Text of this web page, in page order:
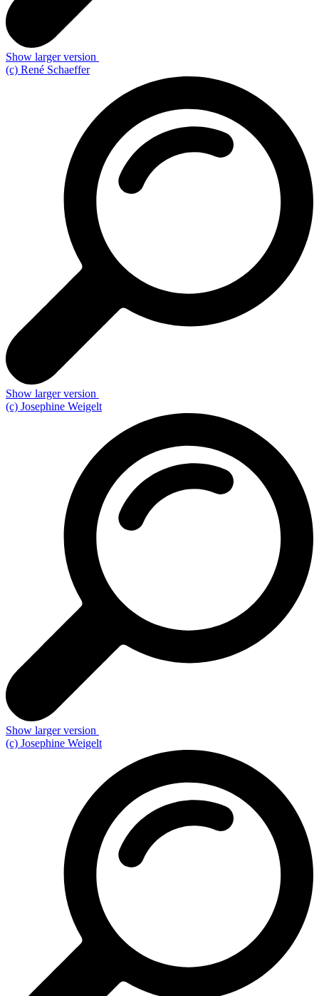
Show larger version
(c) René Schaeffer
Show larger version
(c) Josephine Weigelt
Show larger version
(c) Josephine Weigelt